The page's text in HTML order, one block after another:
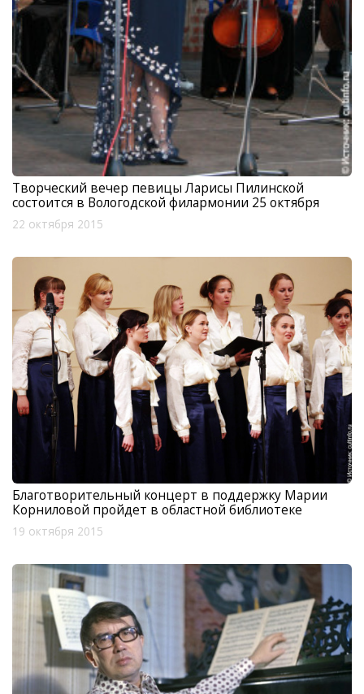
Творческий вечер певицы Ларисы Пилинской
состоится в Вологодской филармонии 25 октября
22 октября 2015
Благотворительный концерт в поддержку Марии
Корниловой пройдет в областной библиотеке
19 октября 2015